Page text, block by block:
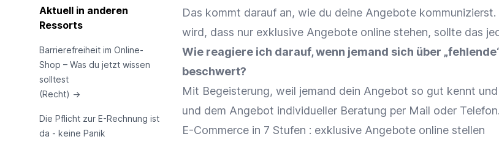
Aktuell in anderen
Ressorts
Barrierefreiheit im Online-
Shop – Was du jetzt wissen
solltest
(Recht) →
Die Pflicht zur E-Rechnung ist
da - keine Panik
Das kommt darauf an, wie du deine Angebote kommunizierst.
wird, dass nur exklusive Angebote online stehen, sollte das
Wie reagiere ich darauf, wenn jemand sich über
beschwert?
Mit Begeisterung, weil jemand dein Angebot so gut kennt
und dem Angebot individueller Beratung per Mail oder Telefon.
E-Commerce in 7 Stufen : exklusive Angebote online stellen